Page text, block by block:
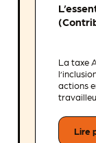
La taxe
actions
Lire